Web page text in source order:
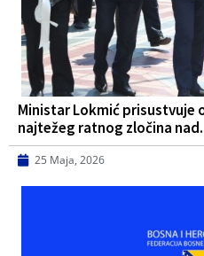
Ministar Lokmić prisustvuje
najtežeg ratnog zločina
25 Maja, 2026